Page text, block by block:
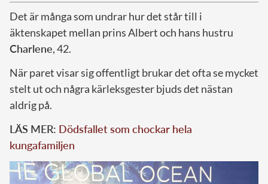
Det är många som undrar hur det står till i
äktenskapet mellan prins Albert och hans hustru
Charlene, 42.
När paret visar sig offentligt brukar det ofta se mycket
stelt ut och några kärleksgester bjuds det nästan
aldrig på.
LÄS MER: Dödsfallet som chockar hela
kungafamiljen